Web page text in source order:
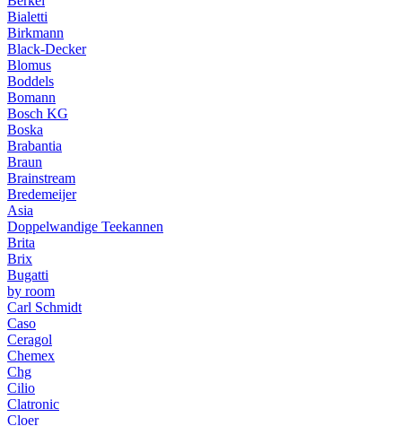
Bialetti
Birkmann
Black-Decker
Blomus
Boddels
Bomann
Bosch KG
Boska
Brabantia
Braun
Brainstream
Bredemeijer
Asia
Doppelwandige Teekannen
Brita
Brix
Bugatti
by room
Carl Schmidt
Caso
Ceragol
Chemex
Chg
Cilio
Clatronic
Cloer